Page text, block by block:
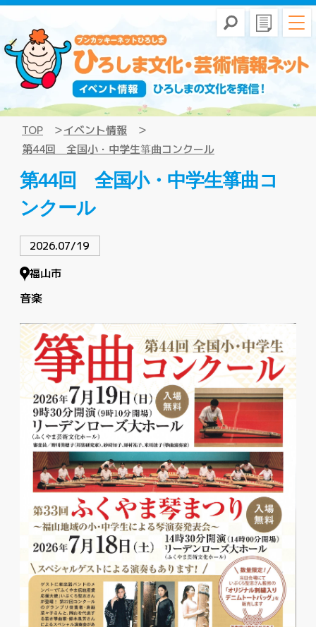
TOP
イベント情報
第44回 全国小・中学生箏曲コンクール
第44回 全国小・中学生箏曲コ
ンクール
2026.07/19
福山市
音楽